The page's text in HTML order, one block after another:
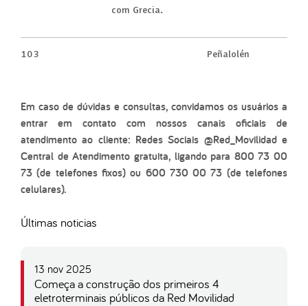
com Grecia.
103 Peñalolén
Em caso de dúvidas e consultas, convidamos os usuários a
entrar em contato com nossos canais oficiais de
atendimento ao cliente: Redes Sociais @Red_Movilidad e
Central de Atendimento gratuita, ligando para 800 73 00
73 (de telefones fixos) ou 600 730 00 73 (de telefones
celulares).
Últimas noticias
13 nov 2025
Começa a construção dos primeiros 4
eletroterminais públicos da Red Movilidad